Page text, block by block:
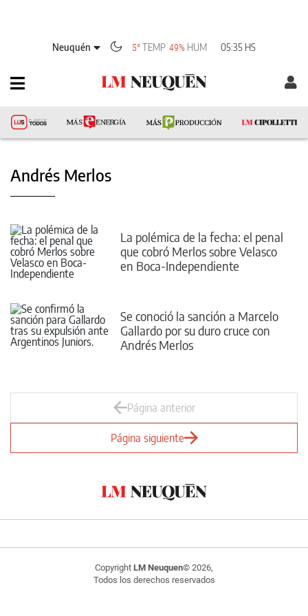
Neuquén 5° TEMP 49% HUM 05:35 HS
Andrés Merlos
La polémica de la fecha: el penal
que cobró Merlos sobre Velasco
en Boca-Independiente
Se conoció la sanción a Marcelo
Gallardo por su duro cruce con
Andrés Merlos
Página anterior
Página siguiente
Copyright LM Neuquen© 2026,
Todos los derechos reservados